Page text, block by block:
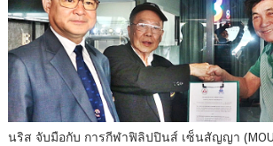
นริส จับมือกับ การกีฬาฟิลิปปินส์ เซ็นสัญญา